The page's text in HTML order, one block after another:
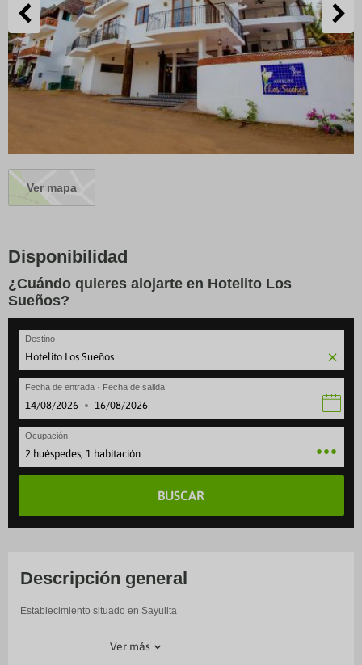
Ver mapa
Disponibilidad
¿Cuándo quieres alojarte en Hotelito Los
Sueños?
Destino
Fecha de entrada · Fecha de salida
·
Ocupación
2 huéspedes, 1 habitación
BUSCAR
Descripción general
Establecimiento situado en Sayulita
Ver más